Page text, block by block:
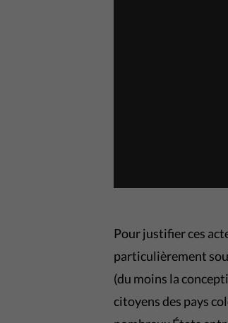
Pour justifier ces
particulièrement
(du moins la
citoyens des pays